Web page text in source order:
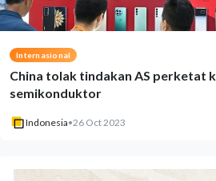
Internasional
China tolak tindakan AS perketat
semikonduktor
Indonesia•26 Oct 2023